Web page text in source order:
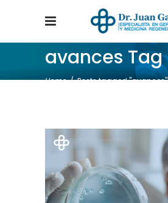
avances Tag
Home/Posts tagged "avances"